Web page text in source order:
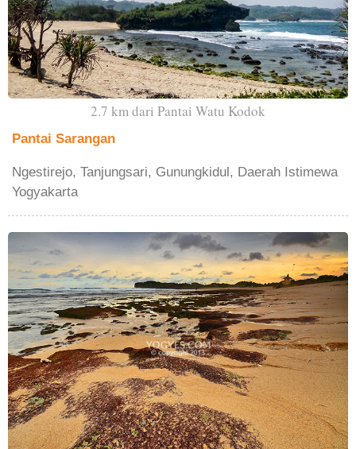
2.7 km dari Pantai Watu Kodok
Pantai Sarangan
Ngestirejo, Tanjungsari, Gunungkidul, Daerah Istimewa
Yogyakarta